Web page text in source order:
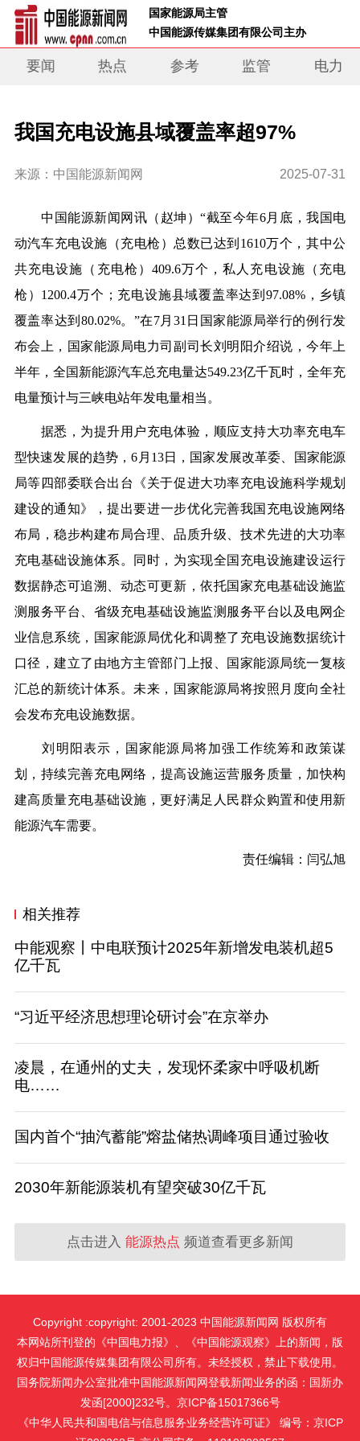
国家能源局主管
中国能源传媒集团有限公司主办
要闻 热点 参考 监管 电力
我国充电设施县域覆盖率超97%
来源：中国能源新闻网 2025-07-31
中国能源新闻网讯（ 赵坤 ）“截至今年6月底，我国电
动汽车充电设施（充电枪）总数已达到1610万个，其中公
共充电设施（充电枪）409.6万个，私人充电设施（充电
枪）1200.4万个；充电设施县域覆盖率达到97.08%，乡镇
覆盖率达到80.02%。”在7月31日国家能源局举行的例行发
布会上，国家能源局电力司副司长刘明阳介绍说，今年上
半年，全国新能源汽车总充电量达549.23亿千瓦时，全年充
电量预计与三峡电站年发电量相当。
据悉，为提升用户充电体验，顺应支持大功率充电车
型快速发展的趋势，6月13日， 国家发展改革委 、国家能源
局等四部委联合出台
《关于促进大功率充电设施科学规划
建设的通知》
，提出要进一步优化完善我国充电设施网络
布局，稳步构建布局合理、品质升级、技术先进的大功率
充电基础设施体系。同时，为实现全国充电设施建设运行
数据静态可追溯、动态可更新，依托国家充电基础设施监
测服务平台、省级充电基础设施监测服务平台以及电网企
业信息系统，国家能源局优化和调整了充电设施数据统计
口径，建立了由地方主管部门上报、国家能源局统一复核
汇总的新统计体系。未来，国家能源局将按照月度向全社
会发布充电设施数据。
刘明阳表示，国家能源局将加强工作统筹和政策谋
划，持续完善充电网络 ，提高设施运营服务质量，加快构
建高质量充电基础设施，更好满足 人民群众购置和使用新
能源汽车需要。
责任编辑：闫弘旭
相关推荐
中能观察丨中电联预计2025年新增发电装机超5
亿千瓦
“习近平经济思想理论研讨会”在京举办
凌晨，在通州的丈夫，发现怀柔家中呼吸机断
电……
国内首个“抽汽蓄能”熔盐储热调峰项目通过验收
​2030年新能源装机有望突破30亿千瓦
点击进入 能源热点 频道查看更多新闻
Copyright :copyright: 2001-2023 中国能源新闻网 版权所有
本网站所刊登的《中国电力报》、《中国能源观察》上的新闻，版
权归中国能源传媒集团有限公司所有。未经授权，禁止下载使用。
国务院新闻办公室批准中国能源新闻网登载新闻业务的函：国新办
发函[2000]232号。京ICP备15017366号
《中华人民共和国电信与信息服务业务经营许可证》 编号：京ICP